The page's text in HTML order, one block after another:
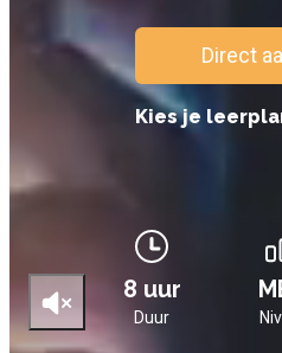
Direct
Kies je
8 uur
Duur